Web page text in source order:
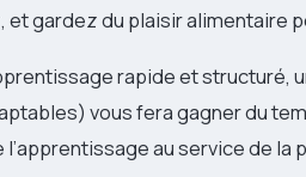
et gardez du plaisir alimentaire
rapide et structuré,
vous fera gagner du
au service de la